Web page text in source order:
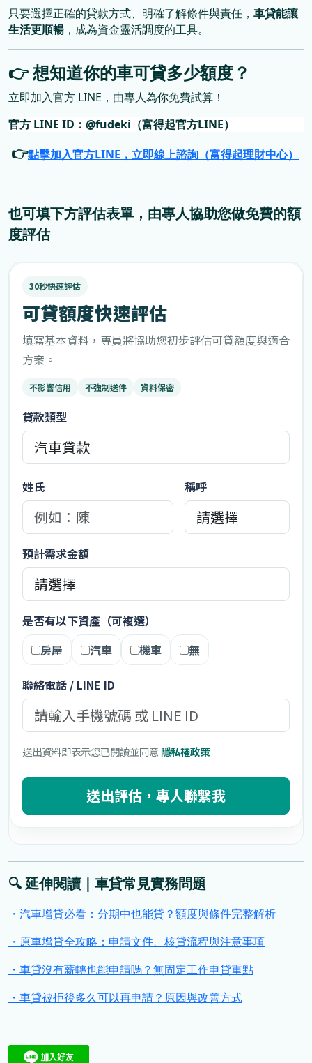
只要選擇正確的貸款方式、明確了解條件與責任， 車貸能讓
生活更順暢 ，成為資金靈活調度的工具。
👉想知道你的車可貸多少額度？
立即加入官方 LINE ，由專人為你免費試算！
官方 LINE ID ： @fudeki（富得起官方LINE）
👉點擊加入官方LINE，立即線上諮詢（富得起理財中心）
也可填下方評估表單，由專人協助您做免費的額
度評估
🔍 延伸閱讀｜車貸常見實務問題
・汽車增貸必看：分期中也能貸？額度與條件完整解析
・原車增貸全攻略：申請文件、核貸流程與注意事項
・車貸沒有薪轉也能申請嗎？無固定工作申貸重點
・車貸被拒後多久可以再申請？原因與改善方式